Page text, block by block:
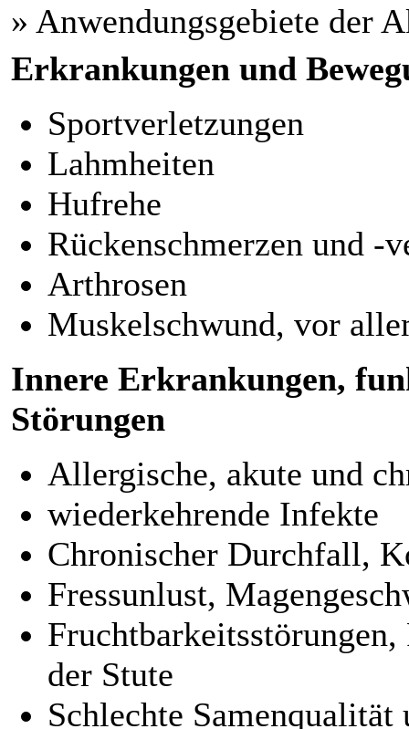
» Anwendungsgebiete der
Erkrankungen und
Sportverletzungen
Lahmheiten
Hufrehe
Rückenschmerzen und -
Arthrosen
Muskelschwund, vor
Innere Erkrankungen,
Störungen
Allergische, akute und
wiederkehrende Infekte
Chronischer Durchfall,
Fressunlust,
der Stute
Schlechte